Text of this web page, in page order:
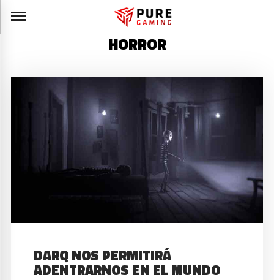
HORROR
DARQ NOS PERMITIRÁ
ADENTRARNOS EN EL MUNDO